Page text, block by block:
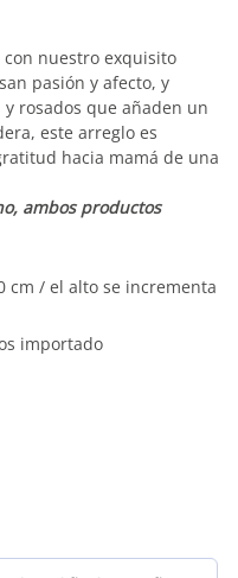
nuestro exquisito
pasión y afecto, y
rosados que añaden un
este arreglo es
hacia mamá de una
ambos productos
cm / el alto se incrementa
importado